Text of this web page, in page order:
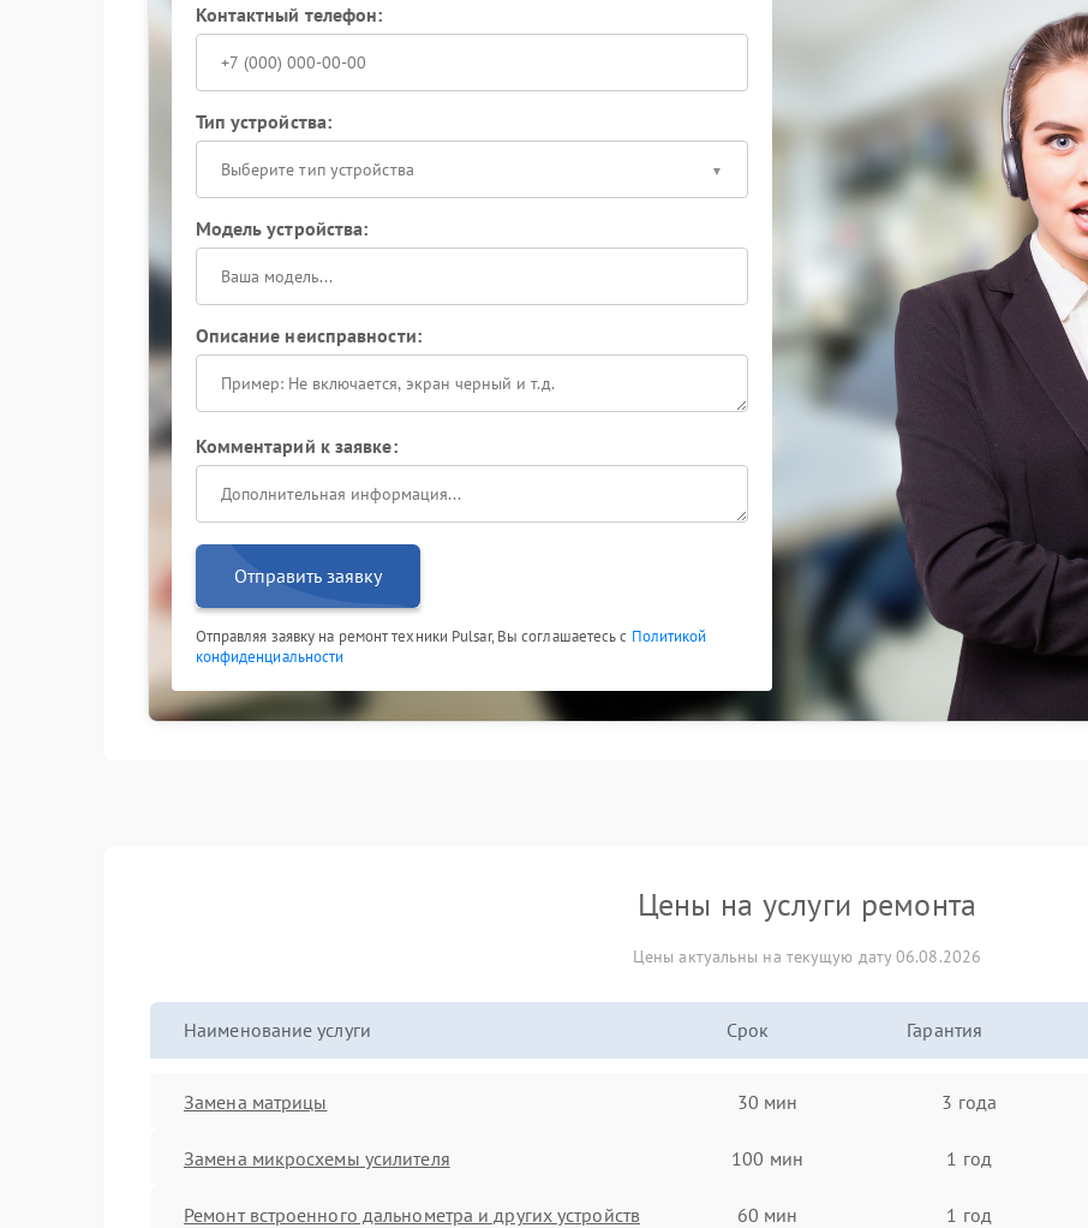
Контактный телефон:
Тип устройства:
Выберите тип устройства
Модель устройства:
Описание неисправности:
Комментарий к заявке:
Отправить заявку
Отправляя заявку на ремонт техники Pulsar, Вы соглашаетесь с Политикой
конфиденциальности
Цены на услуги ремонта
Цены актуальны на текущую дату 06.08.2026
Наименование услуги Срок Гарантия
Замена матрицы 30 мин 3 года
Замена микросхемы усилителя 100 мин 1 год
Ремонт встроенного дальнометра и других устройств 60 мин 1 год